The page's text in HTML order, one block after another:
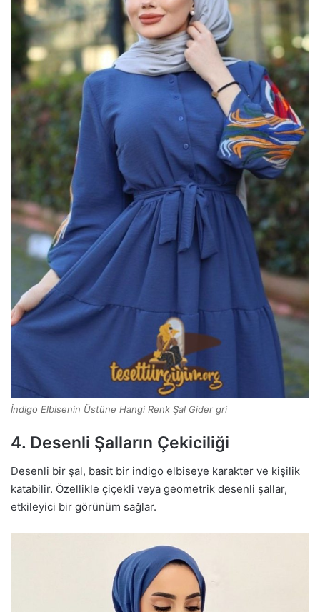
İndigo Elbisenin Üstüne Hangi Renk Şal Gider gri
4. Desenli Şalların Çekiciliği
Desenli bir şal, basit bir indigo elbiseye karakter ve kişilik
katabilir. Özellikle çiçekli veya geometrik desenli şallar,
etkileyici bir görünüm sağlar.